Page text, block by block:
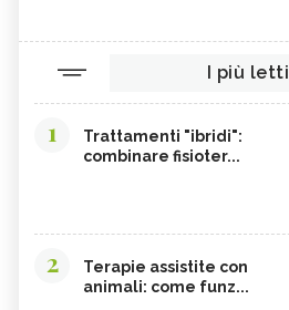
I più letti
1
Trattamenti "ibridi":
combinare fisioter...
2
Terapie assistite con
animali: come funz...